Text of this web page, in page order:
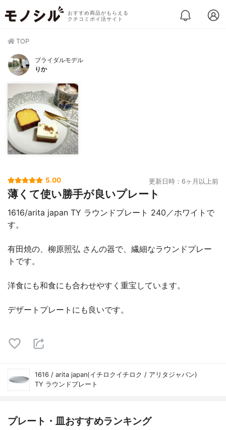
おすすめ商品がもらえる
クチコミポイ活サイト
TOP
ブライダルモデル
りか
5.00 更新日時：6ヶ月以上前
薄くて使い勝手が良いプレート
1616/arita japan TY ラウンドプレート 240／ホワイトで
す。
有田焼の、柳原照弘 さんの器で、繊細なラウンドプレー
トです。
洋食にも和食にも合わせやすく重宝しています。
デザートプレートにも良いです。
1616 / arita japan(イチロクイチロク / アリタジャパン)
TY ラウンドプレート
プレート・皿おすすめランキング